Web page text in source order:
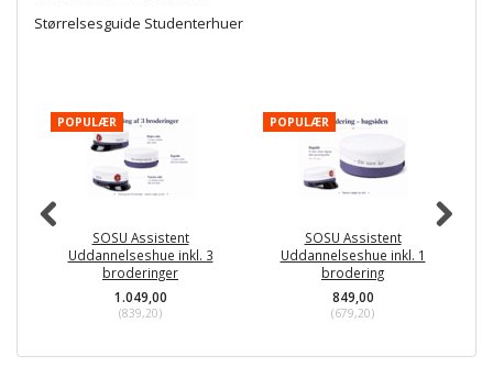
Størrelsesguide Studenterhuer
POPULÆR
SOSU Assistent
Uddannelseshue inkl. 3
broderinger
1.049,00
(839,20)
POPULÆR
SOSU Assistent
Uddannelseshue inkl. 1
brodering
849,00
(679,20)